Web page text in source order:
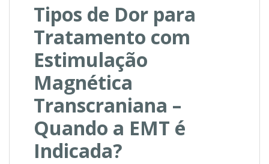
Tipos de Dor para
Tratamento com
Estimulação
Magnética
Transcraniana –
Quando a EMT é
Indicada?